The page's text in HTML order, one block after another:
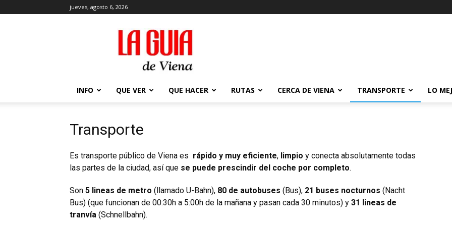
jueves, agosto 6, 2026
La
Guía
de
Viena
2026
INFO QUE VER QUE HACER RUTAS CERCA DE VIENA TRANSPORTE LO
Transporte
Es transporte público de Viena es rápido y muy eficiente, limpio y conecta absolutamente todas
las partes de la ciudad, así que se puede prescindir del coche por completo.
Son 5 lineas de metro (llamado U-Bahn), 80 de autobuses (Bus), 21 buses nocturnos (Nacht
Bus) (que funcionan de 00:30h a 5:00h de la mañana y pasan cada 30 minutos) y 31 lineas de
tranvía (Schnellbahn).